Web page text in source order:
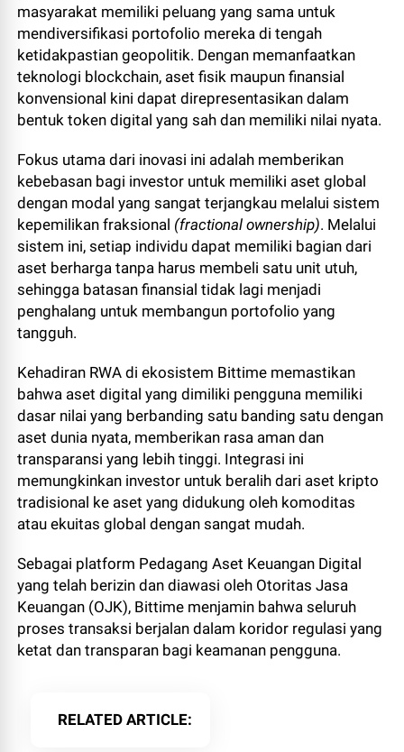
masyarakat memiliki peluang yang sama untuk
mendiversifikasi portofolio mereka di tengah
ketidakpastian geopolitik. Dengan memanfaatkan
teknologi blockchain, aset fisik maupun finansial
konvensional kini dapat direpresentasikan dalam
bentuk token digital yang sah dan memiliki nilai nyata.
Fokus utama dari inovasi ini adalah memberikan
kebebasan bagi investor untuk memiliki aset global
dengan modal yang sangat terjangkau melalui sistem
kepemilikan fraksional (fractional ownership). Melalui
sistem ini, setiap individu dapat memiliki bagian dari
aset berharga tanpa harus membeli satu unit utuh,
sehingga batasan finansial tidak lagi menjadi
penghalang untuk membangun portofolio yang
tangguh.
Kehadiran RWA di ekosistem Bittime memastikan
bahwa aset digital yang dimiliki pengguna memiliki
dasar nilai yang berbanding satu banding satu dengan
aset dunia nyata, memberikan rasa aman dan
transparansi yang lebih tinggi. Integrasi ini
memungkinkan investor untuk beralih dari aset kripto
tradisional ke aset yang didukung oleh komoditas
atau ekuitas global dengan sangat mudah.
Sebagai platform Pedagang Aset Keuangan Digital
yang telah berizin dan diawasi oleh Otoritas Jasa
Keuangan (OJK), Bittime menjamin bahwa seluruh
proses transaksi berjalan dalam koridor regulasi yang
ketat dan transparan bagi keamanan pengguna.
RELATED ARTICLE